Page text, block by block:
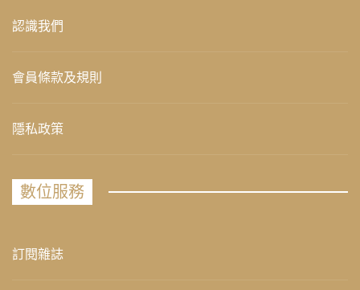
認識我們
會員條款及規則
隱私政策
數位服務
訂閱雜誌